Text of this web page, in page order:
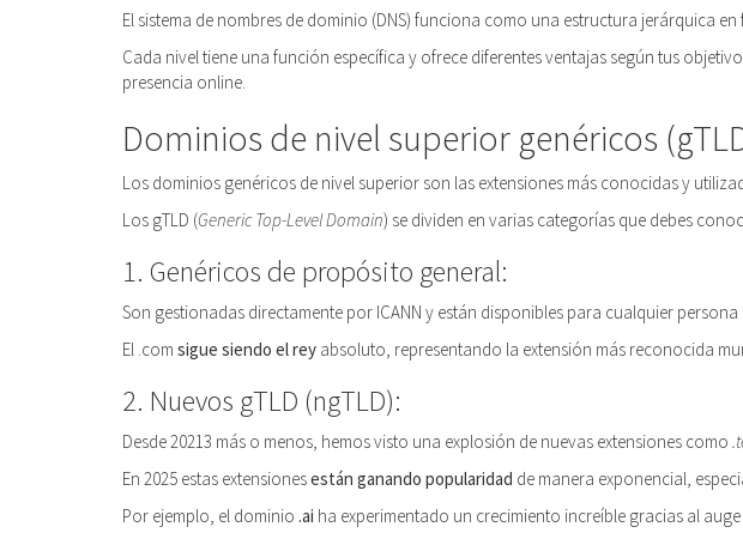
El sistema de nombres de dominio (DNS) funciona como una estructura jerárquica
Cada nivel tiene una función específica y ofrece diferentes ventajas según tus
presencia online.
Dominios de nivel superior genéricos
Los dominios genéricos de nivel superior son las extensiones más conocidas y
Los gTLD (Generic Top-Level Domain) se dividen en varias categorías que debes
1. Genéricos de propósito general:
Son gestionadas directamente por ICANN y están disponibles para cualquier
El .com sigue siendo el rey absoluto, representando la extensión más reconocida
2. Nuevos gTLD (ngTLD):
Desde 20213 más o menos, hemos visto una explosión de nuevas extensiones como
En 2025 estas extensionesestán ganando popularidad de manera exponencial,
Por ejemplo, el dominio .ai ha experimentado un crecimiento increíble gracias al